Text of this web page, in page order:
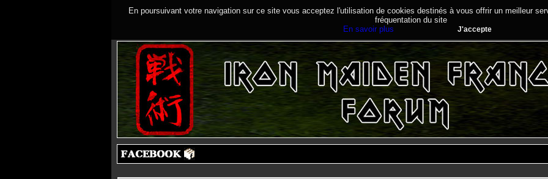
En poursuivant votre navigation sur ce site vous acceptez l'utilisation de cookies destinés à vous offrir un meilleur
fréquentation du site
En savoir plus
J'accepte